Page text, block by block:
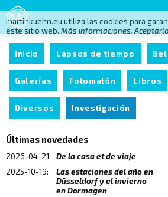
martinkuehn.eu utiliza las cookies para
este sitio web. Más informaciones. Aceptarlo
Inicio Lapsos de tiempo
Galerías Fotomatón Libros
Diversos Investigación
Últimas novedades
2026-04-21:
De la casa et de viaje
2025-10-19:
Las estaciones del año en
Düsseldorf y el invierno
en Dormagen